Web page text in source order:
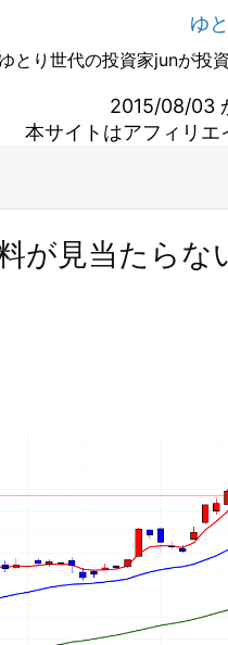
ゆ
ゆとり世代の投資家junが投
2015/08/03
本サイトはアフィリエ
が見当たらな